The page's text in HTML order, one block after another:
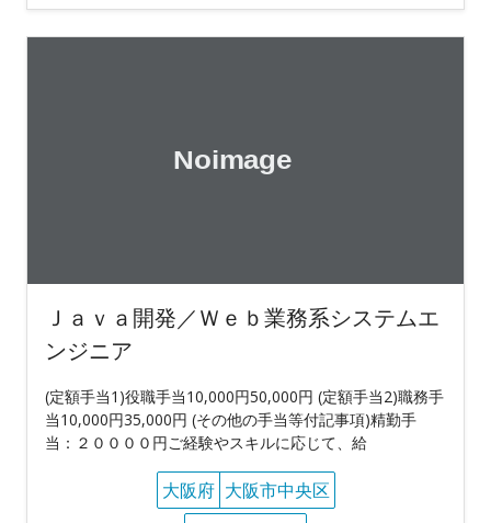
Ｊａｖａ開発／Ｗｅｂ業務系システムエ
ンジニア
(定額手当1)役職手当10,000円50,000円 (定額手当2)職務手
当10,000円35,000円 (その他の手当等付記事項)精勤手
当：２００００円ご経験やスキルに応じて、給
大阪府 大阪市中央区